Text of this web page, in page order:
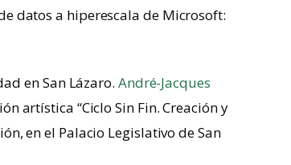
datos a hiperescala de Microsoft:
en San Lázaro. André-Jacques
artística “Ciclo Sin Fin. Creación y
en el Palacio Legislativo de San